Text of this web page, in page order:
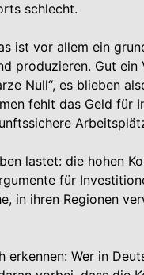
schlecht.
ist vor allem ein
produzieren. Gut
Null“, es blieben
fehlt das Geld für
lastet: die hohen
für
in ihren Regionen
erkennen: Wer in